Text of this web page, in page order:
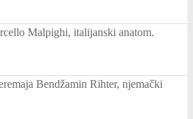
Malpighi, italijanski anatom.
Bendžamin Rihter, njemački